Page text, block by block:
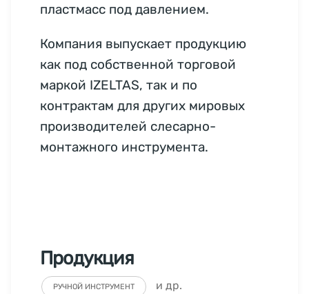
пластмасс под давлением.
Компания выпускает продукцию
как под собственной торговой
маркой IZELTAS, так и по
контрактам для других мировых
производителей слесарно-
монтажного инструмента.
Продукция
РУЧНОЙ ИНСТРУМЕНТ и др.